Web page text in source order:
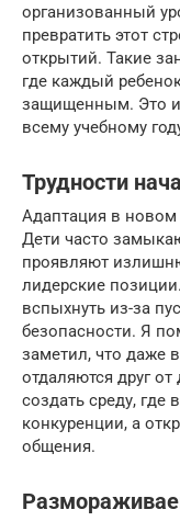
организованный
превратить этот
открытий. Такие
где каждый
защищенным. Это
всему учебному
Трудности
Адаптация в новом
Дети часто
проявляют
лидерские
вспыхнуть из-за
безопасности. Я
заметил, что даже
отдаляются друг
создать среду,
конкуренции, а
общения.